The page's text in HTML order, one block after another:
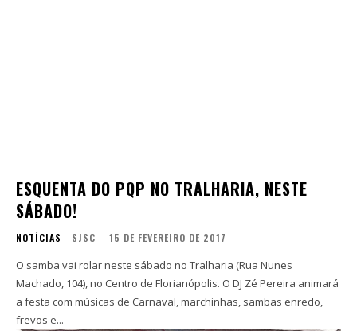
ESQUENTA DO PQP NO TRALHARIA, NESTE
SÁBADO!
NOTÍCIAS SJSC - 15 DE FEVEREIRO DE 2017
O samba vai rolar neste sábado no Tralharia (Rua Nunes
Machado, 104), no Centro de Florianópolis. O DJ Zé Pereira animará
a festa com músicas de Carnaval, marchinhas, sambas enredo,
frevos e...